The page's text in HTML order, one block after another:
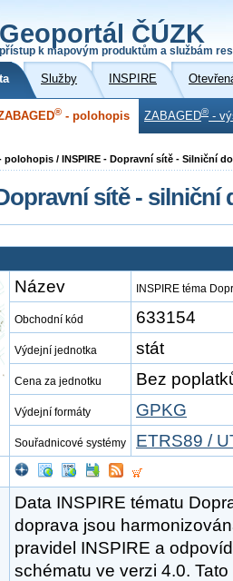
Geoportál ČÚZK
přístup k mapovým produktům a službám
Služby INSPIRE
® - polohopis ZABAGED® -
polohopis / INSPIRE - Dopravní sítě - Silniční
sítě - silniční
Název INSPIRE téma
Obchodní kód 633154
Výdejní jednotka stát
Cena za jednotku Bez
Výdejní formáty GPKG
Souřadnicové systémy ETRS89 /
Data INSPIRE tématu
doprava jsou
pravidel INSPIRE a
schématu ve verzi 4.0.